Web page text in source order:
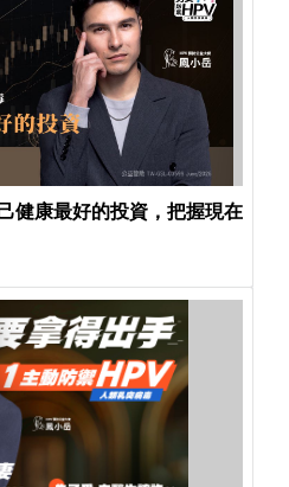
健康最好的投資，把握現在